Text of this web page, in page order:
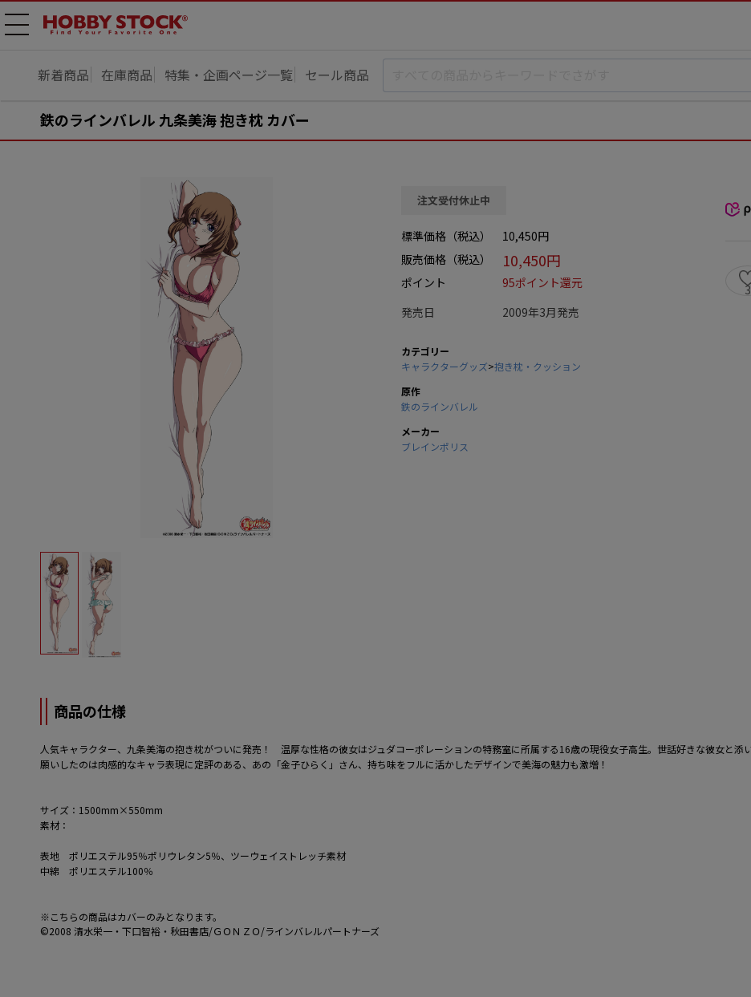
メニ
新着商品 在庫商品 特集・企画ページ一覧 セール商品
鉄のラインバレル 九条美海 抱き枕 カバー
注文受付休止中
標準価格（税込）
10,450円
販売価格（税込）
10,450円
ポイント
95ポイント還元
発売日
2009年3月発売
カテゴリー
キャラクターグッズ>抱き枕・クッション
原作
鉄のラインバレル
メーカー
ブレインポリス
3
商品の仕様
人気キャラクター、九条美海の抱き枕がついに発売！ 温厚な性格の彼女はジュダコーポレーションの特務室に所属する16歳の現役女子高生。世話好きな彼女と
願いしたのは肉感的なキャラ表現に定評のある、あの「金子ひらく」さん、持ち味をフルに活かしたデザインで美海の魅力も激増！
サイズ：1500mm×550mm
素材：
表地 ポリエステル95％ポリウレタン5％、ツーウェイストレッチ素材
中綿 ポリエステル100％
※こちらの商品はカバーのみとなります。
©2008 清水栄一・下口智裕・秋田書店/ＧＯＮＺＯ/ラインバレルパートナーズ